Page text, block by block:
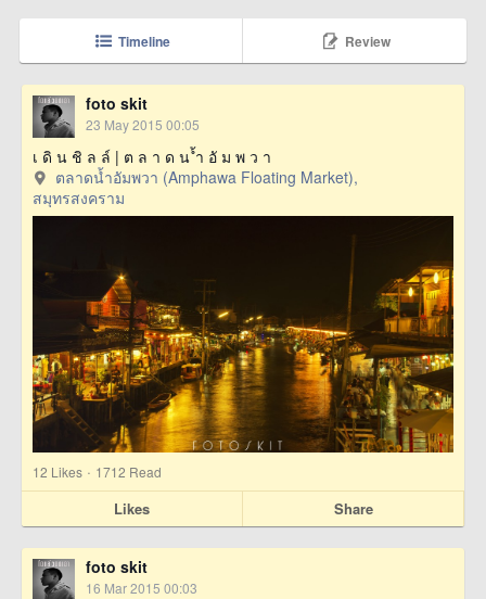
Timeline Review
foto skit
23 May 2015 00:05
เ ดิ น ชิ ล ล์ | ต ล า ด น ้ำ อั ม พ ว า
ตลาดน้ำอัมพวา (Amphawa Floating Market),
สมุทรสงคราม
12 Likes · 1712 Read
Likes Share
foto skit
16 Mar 2015 00:03